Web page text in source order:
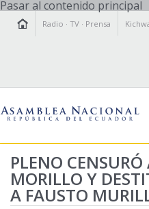
Pasar al contenido principal
Radio ·TV · Prensa
LA ASAMBLEA
LEGISLAMOS
PLENO CENSURÓ
MORILLO Y
A FAUSTO